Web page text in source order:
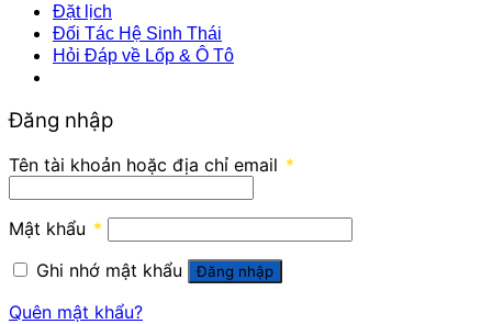
Đặt lịch
Đối Tác Hệ Sinh Thái
Hỏi Đáp về Lốp & Ô Tô
Đăng nhập
Tên tài khoản hoặc địa chỉ email *
Mật khẩu *
Ghi nhớ mật khẩu
Đăng nhập
Quên mật khẩu?